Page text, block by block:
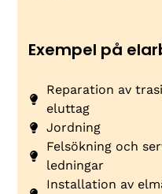
Exempel på
Reparation av
eluttag
Jordning
Felsökning och
ledningar
Installation av